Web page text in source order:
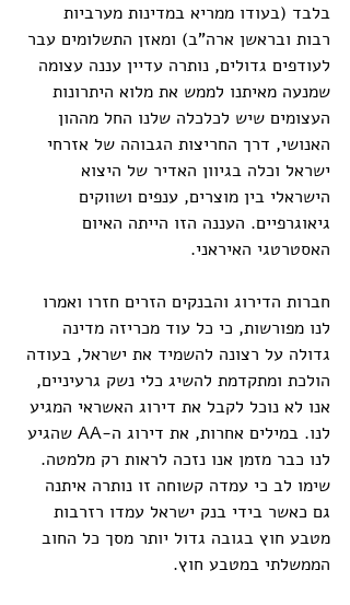
בלבד (בעודו ממריא במדינות מערביות
רבות ובראשן ארה"ב) ומאזן התשלומים עבר
לעודפים גדולים, נותרה עדיין עננה עצומה
שמנעה מאיתנו לממש את מלוא היתרונות
העצומים שיש לכלכלה שלנו החל מההון
האנושי, דרך החריצות הגבוהה של אזרחי
ישראל וכלה בגיוון האדיר של היצוא
הישראלי בין מוצרים, ענפים ושווקים
גיאוגרפיים. העננה הזו הייתה האיום
האסטרטגי האיראני.
חברות הדירוג והבנקים הזרים חזרו ואמרו
לנו מפורשות, כי כל עוד מכריזה מדינה
גדולה על רצונה להשמיד את ישראל, בעודה
הולכת ומתקדמת להשיג כלי נשק גרעיניים,
אנו לא נוכל לקבל את דירוג האשראי המגיע
לנו. במילים אחרות, את דירוג ה-AA שהגיע
לנו כבר מזמן אנו נזכה לראות רק מלמטה.
שימו לב כי עמדה קשוחה זו נותרה איתנה
גם כאשר בידי בנק ישראל עמדו רזרבות
מטבע חוץ בגובה גדול יותר מסך כל החוב
הממשלתי במטבע חוץ.